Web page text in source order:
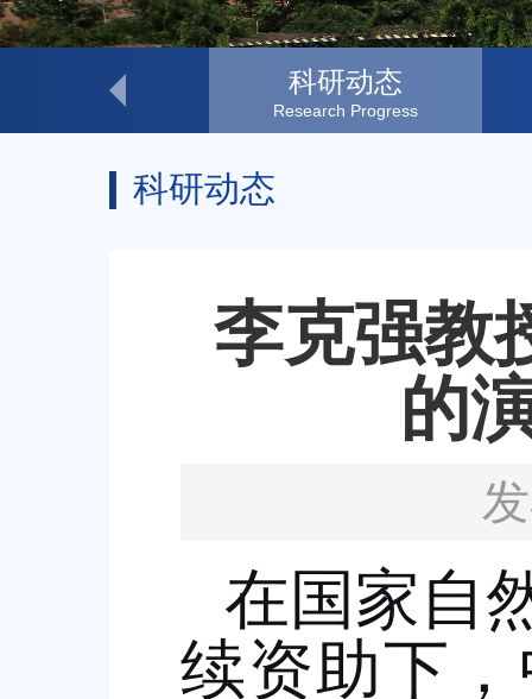
研究方向
Research Themes
科研动态
Research Progress
科研动态
李克强教
的
在国家自
续资助下